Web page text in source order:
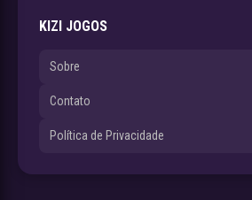
KIZI JOGOS
Sobre
Contato
Política de Privacidade